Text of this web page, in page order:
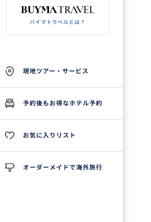
バイマトラベルとは？
現地ツアー・サービス
予約後もお得なホテル予約
お気に入りリスト
オーダーメイドで海外旅行